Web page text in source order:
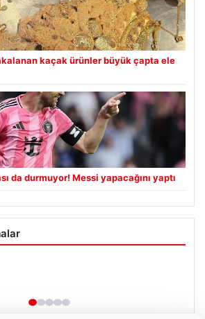
kaçak ürünler büyük çapta ele
da durmuyor! Messi yapacağını yaptı